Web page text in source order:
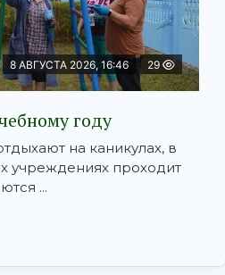
8 АВГУСТА 2026, 16:46 29
году
на каникулах, в
учреждениях проходит
...